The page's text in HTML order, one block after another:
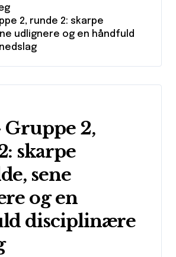
2, runde 2: skarpe
udlignere og en håndfuld
Gruppe 2,
skarpe
sene
og en
disciplinære